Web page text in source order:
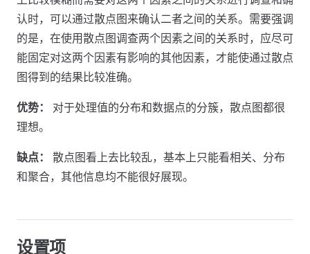
认时，可以通过散点图来确认二者之间的关系。需要强调
的是，在使用散点图调查两个因素之间的关系时，应尽可
能固定对这两个因素有影响的其他因素，才能使通过散点
图得到的结果比较准确。
优势：
对于处理值的分布和数据点的分簇，散点图都很
理想。
缺点：
散点图看上去比较乱，基本上只能看相关、分布
和聚合，其他信息均不能很好展现。
设置项